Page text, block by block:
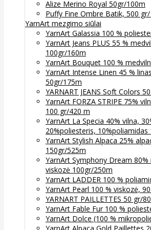
Alize Merino Royal 50gr/100m
Puffy Fine Ombre Batik, 500
YarnArt mezgimo siūlai
YarnArt Galassia 100 %
YarnArt Jeans PLUS 55 %
100gr/160m
YarnArt Bouquet 100 %
YarnArt Intense Linen 45 %
50gr/175m
YARNART JEANS Soft Colors
YarnArt FORZA STRIPE 75%
100 gr/420 m
YarnArt La Specia 40% vilna,
20%poliesteris, 10%poliamidas
YarnArt Stylish Alpaca 25%
150gr/525m
YarnArt Symphony Dream 80%
viskozė 100gr/250m
YarnArt LADDER 100 %
YarnArt Pearl 100 % viskozė,
YARNART PAILLETTES 50 gr/
YarnArt Fable Fur 100 %
YarnArt Dolce (100 %
YarnArt Alpaca Gold Paillettes